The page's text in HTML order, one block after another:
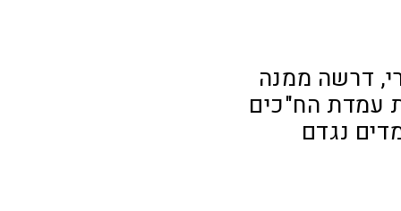
דרשה ממנה
עמדת הח"כים
נגדם